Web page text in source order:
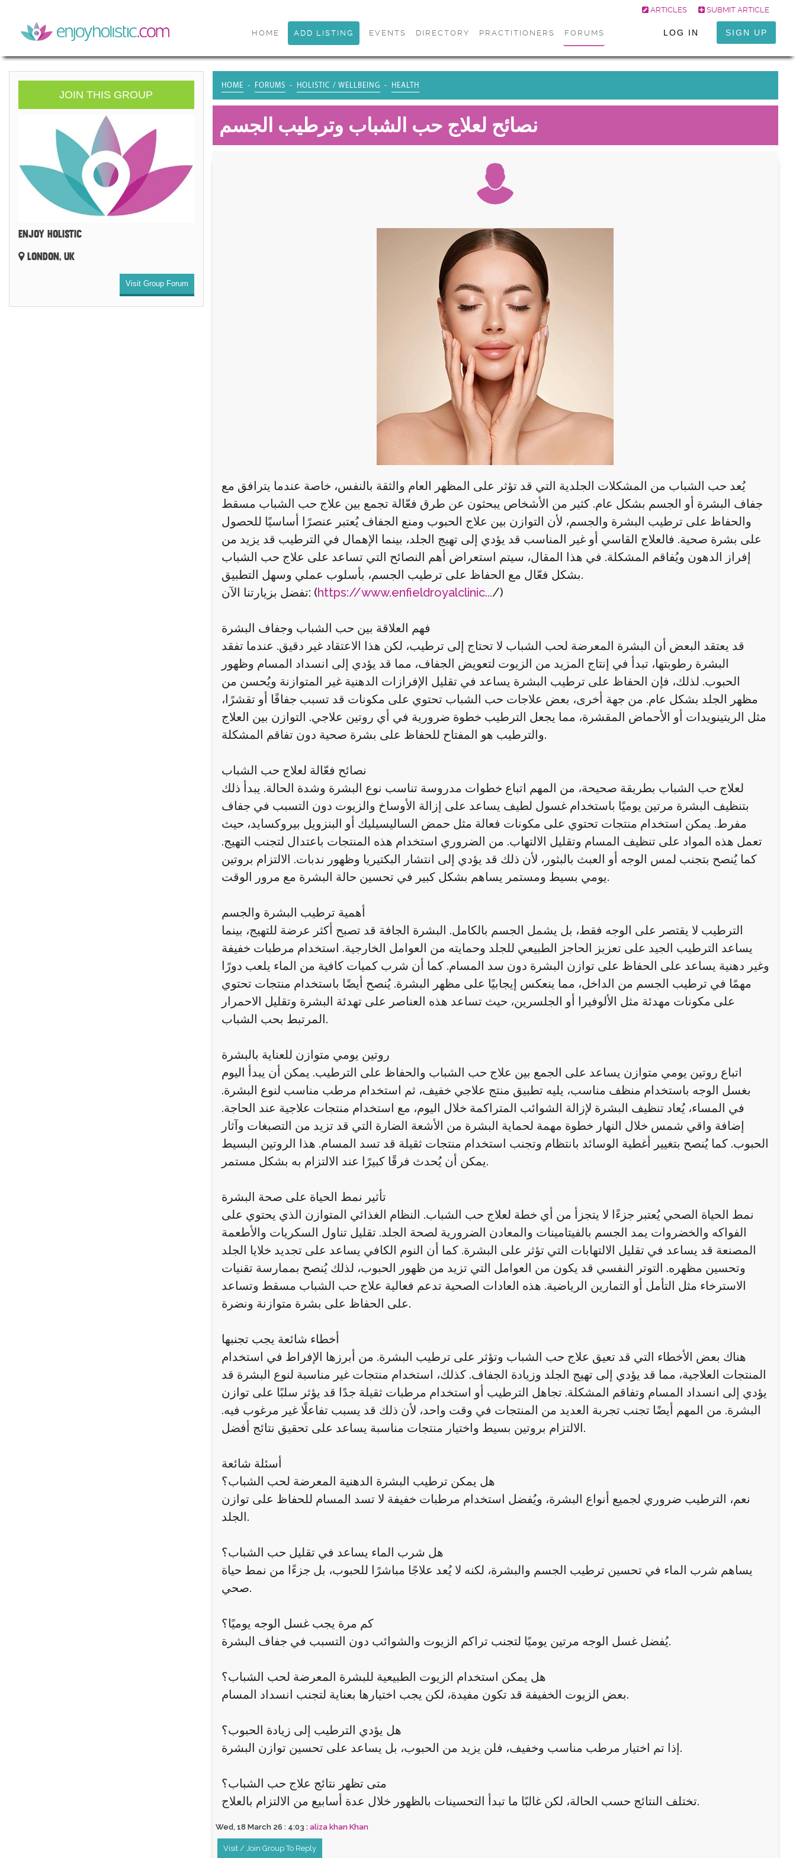
ARTICLES SUBMIT ARTICLE
HOME ADD LISTING EVENTS DIRECTORY PRACTITIONERS FORUMS LOG IN SIGN UP
JOIN THIS GROUP
ENJOY HOLISTIC
LONDON, UK
Visit Group Forum
HOME FORUMS HOLISTIC / WELLBEING HEALTH
نصائح لعلاج حب الشباب وترطيب الجسم
يُعد حب الشباب من المشكلات الجلدية التي قد تؤثر على المظهر العام والثقة بالنفس، خاصة عندما يترافق مع
جفاف البشرة أو الجسم بشكل عام. كثير من الأشخاص يبحثون عن طرق فعّالة تجمع بين علاج حب الشباب مسقط
والحفاظ على ترطيب البشرة والجسم، لأن التوازن بين علاج الحبوب ومنع الجفاف يُعتبر عنصرًا أساسيًا للحصول
على بشرة صحية. فالعلاج القاسي أو غير المناسب قد يؤدي إلى تهيج الجلد، بينما الإهمال في الترطيب قد يزيد من
إفراز الدهون ويُفاقم المشكلة. في هذا المقال، سيتم استعراض أهم النصائح التي تساعد على علاج حب الشباب
بشكل فعّال مع الحفاظ على ترطيب الجسم، بأسلوب عملي وسهل التطبيق.
تفضل بزيارتنا الآن: (https://www.enfieldroyalclinic.../)
فهم العلاقة بين حب الشباب وجفاف البشرة
قد يعتقد البعض أن البشرة المعرضة لحب الشباب لا تحتاج إلى ترطيب، لكن هذا الاعتقاد غير دقيق. عندما تفقد
البشرة رطوبتها، تبدأ في إنتاج المزيد من الزيوت لتعويض الجفاف، مما قد يؤدي إلى انسداد المسام وظهور
الحبوب. لذلك، فإن الحفاظ على ترطيب البشرة يساعد في تقليل الإفرازات الدهنية غير المتوازنة ويُحسن من
مظهر الجلد بشكل عام. من جهة أخرى، بعض علاجات حب الشباب تحتوي على مكونات قد تسبب جفافًا أو تقشرًا،
مثل الريتينويدات أو الأحماض المقشرة، مما يجعل الترطيب خطوة ضرورية في أي روتين علاجي. التوازن بين العلاج
والترطيب هو المفتاح للحفاظ على بشرة صحية دون تفاقم المشكلة.
نصائح فعّالة لعلاج حب الشباب
لعلاج حب الشباب بطريقة صحيحة، من المهم اتباع خطوات مدروسة تناسب نوع البشرة وشدة الحالة. يبدأ ذلك
بتنظيف البشرة مرتين يوميًا باستخدام غسول لطيف يساعد على إزالة الأوساخ والزيوت دون التسبب في جفاف
مفرط. يمكن استخدام منتجات تحتوي على مكونات فعالة مثل حمض الساليسيليك أو البنزويل بيروكسايد، حيث
تعمل هذه المواد على تنظيف المسام وتقليل الالتهاب. من الضروري استخدام هذه المنتجات باعتدال لتجنب التهيج.
كما يُنصح بتجنب لمس الوجه أو العبث بالبثور، لأن ذلك قد يؤدي إلى انتشار البكتيريا وظهور ندبات. الالتزام بروتين
يومي بسيط ومستمر يساهم بشكل كبير في تحسين حالة البشرة مع مرور الوقت.
أهمية ترطيب البشرة والجسم
الترطيب لا يقتصر على الوجه فقط، بل يشمل الجسم بالكامل. البشرة الجافة قد تصبح أكثر عرضة للتهيج، بينما
يساعد الترطيب الجيد على تعزيز الحاجز الطبيعي للجلد وحمايته من العوامل الخارجية. استخدام مرطبات خفيفة
وغير دهنية يساعد على الحفاظ على توازن البشرة دون سد المسام. كما أن شرب كميات كافية من الماء يلعب دورًا
مهمًا في ترطيب الجسم من الداخل، مما ينعكس إيجابيًا على مظهر البشرة. يُنصح أيضًا باستخدام منتجات تحتوي
على مكونات مهدئة مثل الألوفيرا أو الجلسرين، حيث تساعد هذه العناصر على تهدئة البشرة وتقليل الاحمرار
المرتبط بحب الشباب.
روتين يومي متوازن للعناية بالبشرة
اتباع روتين يومي متوازن يساعد على الجمع بين علاج حب الشباب والحفاظ على الترطيب. يمكن أن يبدأ اليوم
بغسل الوجه باستخدام منظف مناسب، يليه تطبيق منتج علاجي خفيف، ثم استخدام مرطب مناسب لنوع البشرة.
في المساء، يُعاد تنظيف البشرة لإزالة الشوائب المتراكمة خلال اليوم، مع استخدام منتجات علاجية عند الحاجة.
إضافة واقي شمس خلال النهار خطوة مهمة لحماية البشرة من الأشعة الضارة التي قد تزيد من التصبغات وآثار
الحبوب. كما يُنصح بتغيير أغطية الوسائد بانتظام وتجنب استخدام منتجات ثقيلة قد تسد المسام. هذا الروتين البسيط
يمكن أن يُحدث فرقًا كبيرًا عند الالتزام به بشكل مستمر.
تأثير نمط الحياة على صحة البشرة
نمط الحياة الصحي يُعتبر جزءًا لا يتجزأ من أي خطة لعلاج حب الشباب. النظام الغذائي المتوازن الذي يحتوي على
الفواكه والخضروات يمد الجسم بالفيتامينات والمعادن الضرورية لصحة الجلد. تقليل تناول السكريات والأطعمة
المصنعة قد يساعد في تقليل الالتهابات التي تؤثر على البشرة. كما أن النوم الكافي يساعد على تجديد خلايا الجلد
وتحسين مظهره. التوتر النفسي قد يكون من العوامل التي تزيد من ظهور الحبوب، لذلك يُنصح بممارسة تقنيات
الاسترخاء مثل التأمل أو التمارين الرياضية. هذه العادات الصحية تدعم فعالية علاج حب الشباب مسقط وتساعد
على الحفاظ على بشرة متوازنة ونضرة.
أخطاء شائعة يجب تجنبها
هناك بعض الأخطاء التي قد تعيق علاج حب الشباب وتؤثر على ترطيب البشرة. من أبرزها الإفراط في استخدام
المنتجات العلاجية، مما قد يؤدي إلى تهيج الجلد وزيادة الجفاف. كذلك، استخدام منتجات غير مناسبة لنوع البشرة قد
يؤدي إلى انسداد المسام وتفاقم المشكلة. تجاهل الترطيب أو استخدام مرطبات ثقيلة جدًا قد يؤثر سلبًا على توازن
البشرة. من المهم أيضًا تجنب تجربة العديد من المنتجات في وقت واحد، لأن ذلك قد يسبب تفاعلًا غير مرغوب فيه.
الالتزام بروتين بسيط واختيار منتجات مناسبة يساعد على تحقيق نتائج أفضل.
أسئلة شائعة
هل يمكن ترطيب البشرة الدهنية المعرضة لحب الشباب؟
نعم، الترطيب ضروري لجميع أنواع البشرة، ويُفضل استخدام مرطبات خفيفة لا تسد المسام للحفاظ على توازن
الجلد.
هل شرب الماء يساعد في تقليل حب الشباب؟
يساهم شرب الماء في تحسين ترطيب الجسم والبشرة، لكنه لا يُعد علاجًا مباشرًا للحبوب، بل جزءًا من نمط حياة
صحي.
كم مرة يجب غسل الوجه يوميًا؟
يُفضل غسل الوجه مرتين يوميًا لتجنب تراكم الزيوت والشوائب دون التسبب في جفاف البشرة.
هل يمكن استخدام الزيوت الطبيعية للبشرة المعرضة لحب الشباب؟
بعض الزيوت الخفيفة قد تكون مفيدة، لكن يجب اختيارها بعناية لتجنب انسداد المسام.
هل يؤدي الترطيب إلى زيادة الحبوب؟
إذا تم اختيار مرطب مناسب وخفيف، فلن يزيد من الحبوب، بل يساعد على تحسين توازن البشرة.
متى تظهر نتائج علاج حب الشباب؟
تختلف النتائج حسب الحالة، لكن غالبًا ما تبدأ التحسينات بالظهور خلال عدة أسابيع من الالتزام بالعلاج.
Wed, 18 March 26 : 4:03 : aliza khan Khan
Visit / Join Group To Reply